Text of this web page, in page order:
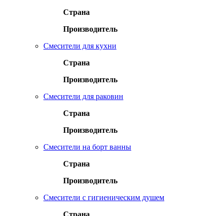
Страна
Производитель
Смесители для кухни
Страна
Производитель
Смесители для раковин
Страна
Производитель
Смесители на борт ванны
Страна
Производитель
Смесители с гигиеническим душем
Страна